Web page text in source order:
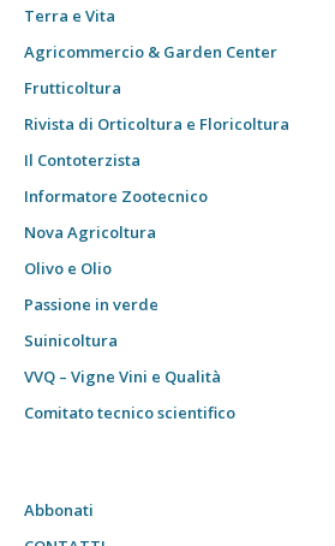
Terra e Vita
Agricommercio & Garden Center
Frutticoltura
Rivista di Orticoltura e Floricoltura
Il Contoterzista
Informatore Zootecnico
Nova Agricoltura
Olivo e Olio
Passione in verde
Suinicoltura
VVQ – Vigne Vini e Qualità
Comitato tecnico scientifico
Abbonati